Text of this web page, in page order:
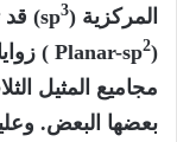
المركزية (sp3
) قد
(Planar-sp
2
مجاميع المثيل
بعضها البعض.